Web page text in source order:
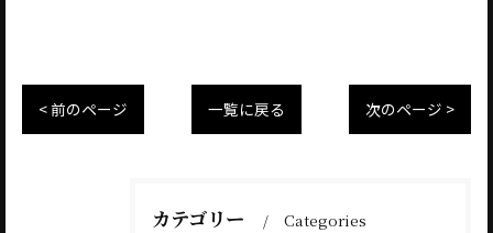
< 前のページ 一覧に戻る 次のページ >
カテゴリー Categories